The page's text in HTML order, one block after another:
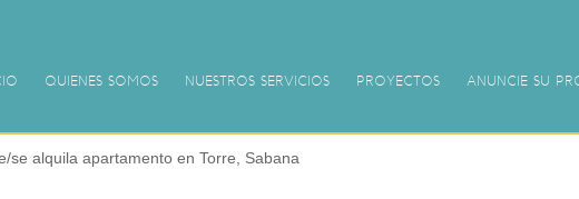
QUIENES SOMOS NUESTROS SERVICIOS PROYECTOS ANUNCIE SU
se alquila apartamento en Torre, Sabana